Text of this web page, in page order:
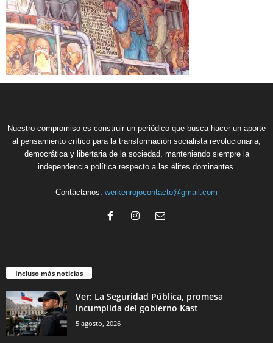
Nuestro compromiso es construir un periódico que busca hacer un aporte
al pensamiento crítico para la transformación socialista revolucionaria,
democrática y libertaria de la sociedad, manteniendo siempre la
independencia política respecto a las élites dominantes.
Contáctanos: werkenrojocontacto@gmail.com
Incluso más noticias
Ver: La Seguridad Pública, promesa
incumplida del gobierno Kast
5 agosto, 2026